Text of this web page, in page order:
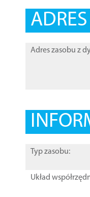
Adres zasobu z
Typ zasobu:
Układ